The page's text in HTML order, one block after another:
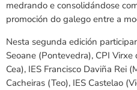
medrando e consolidándose
promoción do galego entre a
Nesta segunda edición
Seoane (Pontevedra), CPI
Cea), IES Francisco Daviña Rei
Cacheiras (Teo), IES Castelao